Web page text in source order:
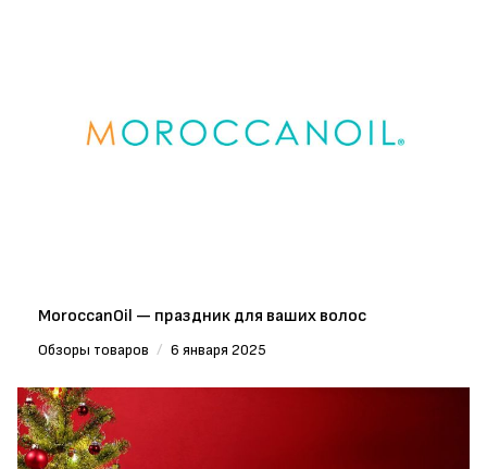
MoroccanOil — праздник для ваших волос
Обзоры товаров / 6 января 2025